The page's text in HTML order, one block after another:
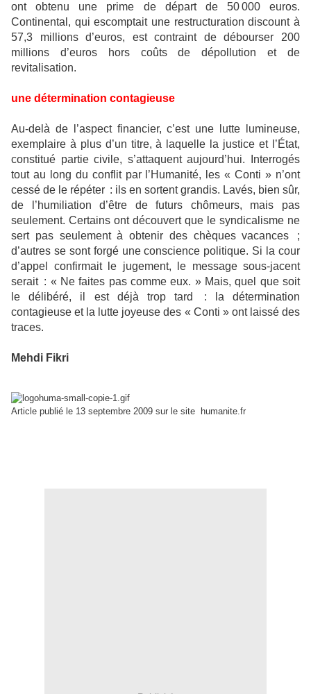
ont obtenu une prime de départ de 50 000 euros.
Continental, qui escomptait une restructuration discount à
57,3 millions d’euros, est contraint de débourser 200
millions d’euros hors coûts de dépollution et de
revitalisation.
une détermination contagieuse
Au-delà de l’aspect financier, c’est une lutte lumineuse,
exemplaire à plus d’un titre, à laquelle la justice et l’État,
constitué partie civile, s’attaquent aujourd’hui. Interrogés
tout au long du conflit par l’Humanité, les « Conti » n’ont
cessé de le répéter : ils en sortent grandis. Lavés, bien sûr,
de l’humiliation d’être de futurs chômeurs, mais pas
seulement. Certains ont découvert que le syndicalisme ne
sert pas seulement à obtenir des chèques vacances ;
d’autres se sont forgé une conscience politique. Si la cour
d’appel confirmait le jugement, le message sous-jacent
serait : « Ne faites pas comme eux. » Mais, quel que soit
le délibéré, il est déjà trop tard : la détermination
contagieuse et la lutte joyeuse des « Conti » ont laissé des
traces.
Mehdi Fikri
Article publié le 13 septembre 2009 sur le site humanite.fr